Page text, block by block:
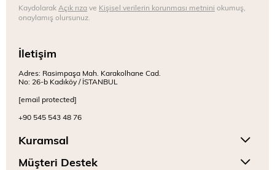
Kaydolarak Açık rızave Kişisel verilerin korunması metnini okumuş,
onaylamış olursunuz.
İletişim
Adres: Rasimpaşa Mah. Karakolhane Cad.
No: 26-b Kadıköy / İSTANBUL
[email protected]
+90 545 543 48 76
Kuramsal
Müşteri Destek